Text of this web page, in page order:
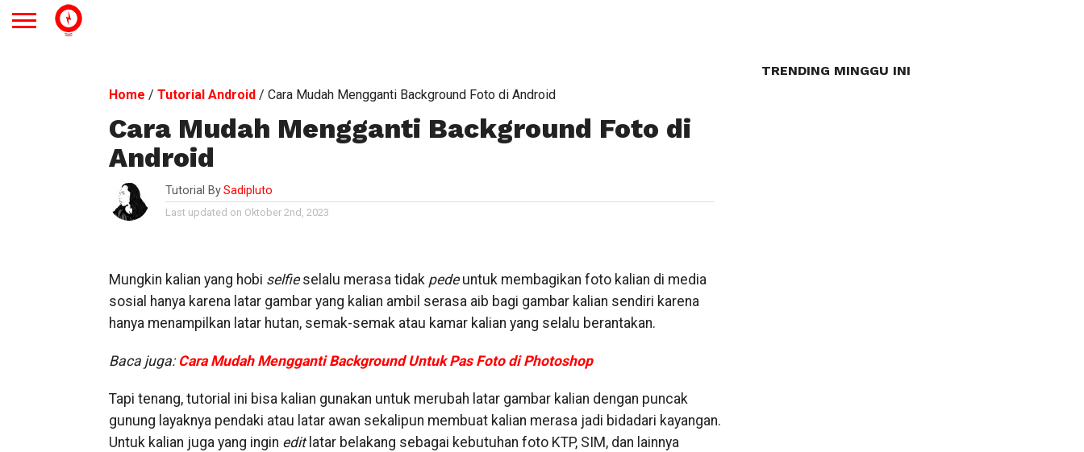
Home / Tutorial Android/ Cara Mudah Mengganti Background Foto di Android
Cara Mudah Mengganti Background Foto di
Android
Tutorial BySadipluto
Last updated on Oktober 2nd, 2023
Mungkin kalian yang hobi selfie selalu merasa tidak pedeuntuk membagikan foto kalian di media
sosial hanya karena latar gambar yang kalian ambil serasa aib bagi gambar kalian sendiri karena
hanya menampilkan latar hutan, semak-semak atau kamar kalian yang selalu berantakan.
Baca juga: Cara Mudah Mengganti Background Untuk Pas Foto di Photoshop
Tapi tenang, tutorial ini bisa kalian gunakan untuk merubah latar gambar kalian dengan puncak
gunung layaknya pendaki atau latar awan sekalipun membuat kalian merasa jadi bidadari kayangan.
Untuk kalian juga yang ingin editlatar belakang sebagai kebutuhan foto KTP, SIM, dan lainnya
TRENDING MINGGU INI